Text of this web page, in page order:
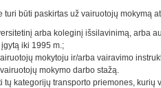
turi būti paskirtas už vairuotojų mokymą
arba koleginį išsilavinimą, arba
iki 1995 m.;
mokytoju ir/arba vairavimo
mokymo darbo stažą.
tų kategorijų transporto priemones, kurių